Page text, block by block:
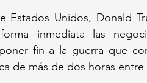
Estados Unidos, Donald
inmediata las
fin a la guerra que
de más de dos horas